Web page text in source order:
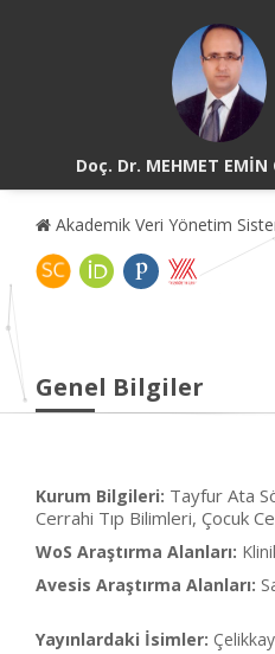
Doç. Dr. MEHMET EMİN
Akademik Veri Yönetim
Genel Bilgiler
Kurum Bilgileri: Tayfur Ata
Cerrahi Tıp Bilimleri, Çocuk
WoS Araştırma Alanları:
Avesis Araştırma Alanları:
Yayınlardaki İsimler: